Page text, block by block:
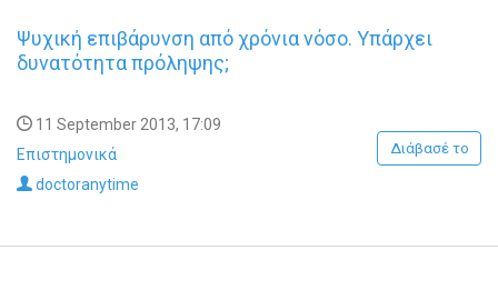
Ψυχική επιβάρυνση από χρόνια νόσο. Υπάρχει
δυνατότητα πρόληψης;
11 September 2013, 17:09
Επιστημονικά
doctoranytime
Διάβασέ το